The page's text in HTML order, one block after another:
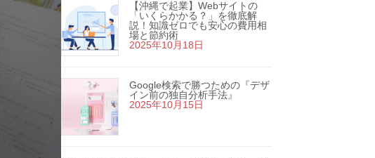
【沖縄で起業】Webサイトの
「いくらかかる？」を徹底解
説！知識ゼロでも安心の費用相
場と節約術
2025年10月18日
Google検索で勝つための『デザ
イン前の独自分析手法』
2025年10月15日